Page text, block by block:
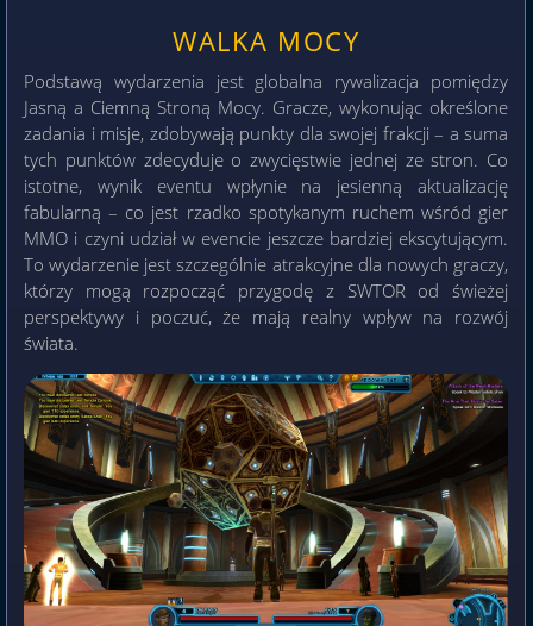
WALKA MOCY
Podstawą wydarzenia jest globalna rywalizacja pomiędzy
Jasną a Ciemną Stroną Mocy. Gracze, wykonując określone
zadania i misje, zdobywają punkty dla swojej frakcji – a suma
tych punktów zdecyduje o zwycięstwie jednej ze stron. Co
istotne, wynik eventu wpłynie na jesienną aktualizację
fabularną – co jest rzadko spotykanym ruchem wśród gier
MMO i czyni udział w evencie jeszcze bardziej ekscytującym.
To wydarzenie jest szczególnie atrakcyjne dla nowych graczy,
którzy mogą rozpocząć przygodę z SWTOR od świeżej
perspektywy i poczuć, że mają realny wpływ na rozwój
świata.